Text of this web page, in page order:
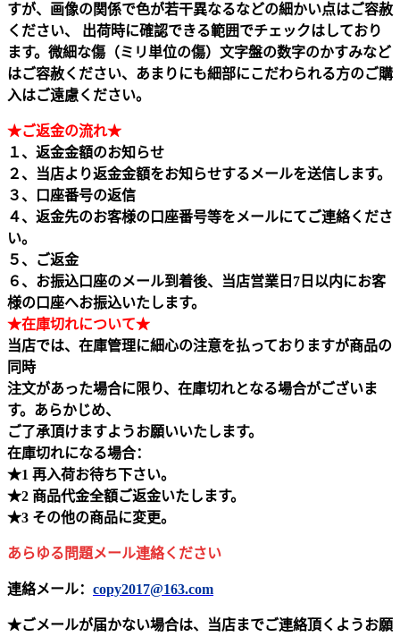
すが、画像の関係で色が若干異なるなどの細かい点はご容赦
ください、 出荷時に確認できる範囲でチェックはしており
ます。微細な傷（ミリ単位の傷）文字盤の数字のかすみなど
はご容赦ください、あまりにも細部にこだわられる方のご購
入はご遠慮ください。
★ご返金の流れ★
１、返金金額のお知らせ
２、当店より返金金額をお知らせするメールを送信します。
３、口座番号の返信
４、返金先のお客様の口座番号等をメールにてご連絡くださ
い。
５、ご返金
６、お振込口座のメール到着後、当店営業日7日以内にお客
様の口座へお振込いたします。
★在庫切れについて★
当店では、在庫管理に細心の注意を払っておりますが商品の
同時
注文があった場合に限り、在庫切れとなる場合がございま
す。あらかじめ、
ご了承頂けますようお願いいたします。
在庫切れになる場合：
★1 再入荷お待ち下さい。
★2 商品代金全額ご返金いたします。
★3 その他の商品に変更。
あらゆる問題メール連絡ください
連絡メール： copy2017@163.com
★ごメールが届かない場合は、当店までご連絡頂くようお願